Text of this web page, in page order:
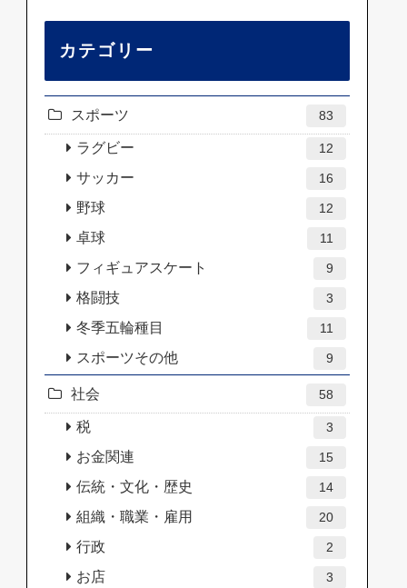
カテゴリー
スポーツ 83
ラグビー 12
サッカー 16
野球 12
卓球 11
フィギュアスケート 9
格闘技 3
冬季五輪種目 11
スポーツその他 9
社会 58
税 3
お金関連 15
伝統・文化・歴史 14
組織・職業・雇用 20
行政 2
お店 3